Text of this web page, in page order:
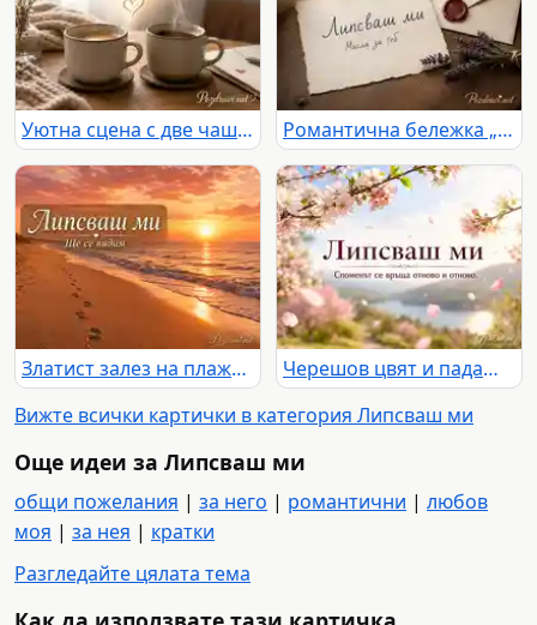
Уютна сцена с две чаши кафе, пара и послание „Липсваш ми“ в топла домашна светлина Романтична бележка „Липсваш ми“ до запечатан плик с восъчно сърце и лавандула на дървена маса.
Златист залез на плажа със следи в пясъка и надпис „Липсваш ми“ и „Ще се видим“
Черешов цвят и падащи листенца над езеро и планини с надпис „Липсваш ми“ и „Споменът се връща отново и отново.“
Вижте всички картички в категория Липсваш ми
Още идеи за Липсваш ми
общи пожелания | за него | романтични | любов
моя | за нея | кратки
Разгледайте цялата тема